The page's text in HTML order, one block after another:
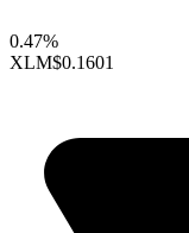
0.47%
XLM$0.1601